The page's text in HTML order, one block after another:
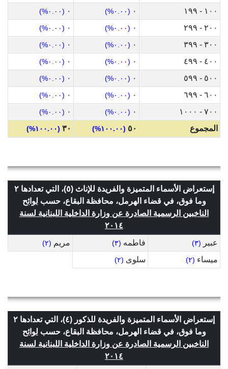
١٠٠ - ١٩٩ ٠ (٠.٠٠%) ٠ (٠.٠٠%)
٢٠٠ - ٢٩٩ ٠ (٠.٠٠%) ٠ (٠.٠٠%)
٣٠٠ - ٣٩٩ ٠ (٠.٠٠%) ٠ (٠.٠٠%)
٤٠٠ - ٤٩٩ ٠ (٠.٠٠%) ٠ (٠.٠٠%)
٥٠٠ - ٥٩٩ ٠ (٠.٠٠%) ٠ (٠.٠٠%)
٦٠٠ - ٦٩٩ ٠ (٠.٠٠%) ٠ (٠.٠٠%)
٧٠٠ - ١٠٠٠ ٠ (٠.٠٠%) ٠ (٠.٠٠%)
المجموع ٥٠ (١٠٠.٠٠%) ٣٠ (١٠٠.٠٠%)
إستعراض الأسماء المتميزة والفريدة للإناث (٥)، التي تعدادها ٢
وما فوق، في قضاء الهرمل، محافظة البقاع، حسب لوائح
الناخبين الرسمية الصادرة عن وزارة الداخلية اللبنانية لسنة
٢٠١٤
عبير (٣) فاطمه (٣) مريم (٢)
ميساء (٢) سلوى (٢)
إستعراض الأسماء المتميزة والفريدة للذكور (٤)، التي تعدادها ٢
وما فوق، في قضاء الهرمل، محافظة البقاع، حسب لوائح
الناخبين الرسمية الصادرة عن وزارة الداخلية اللبنانية لسنة
٢٠١٤